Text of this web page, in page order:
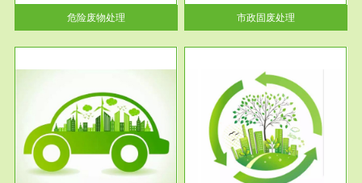
危险废物处理
理处...
市政固废处理
服务范围
工作场所职业危害现状评价
【现状评价意义】：具体因素---